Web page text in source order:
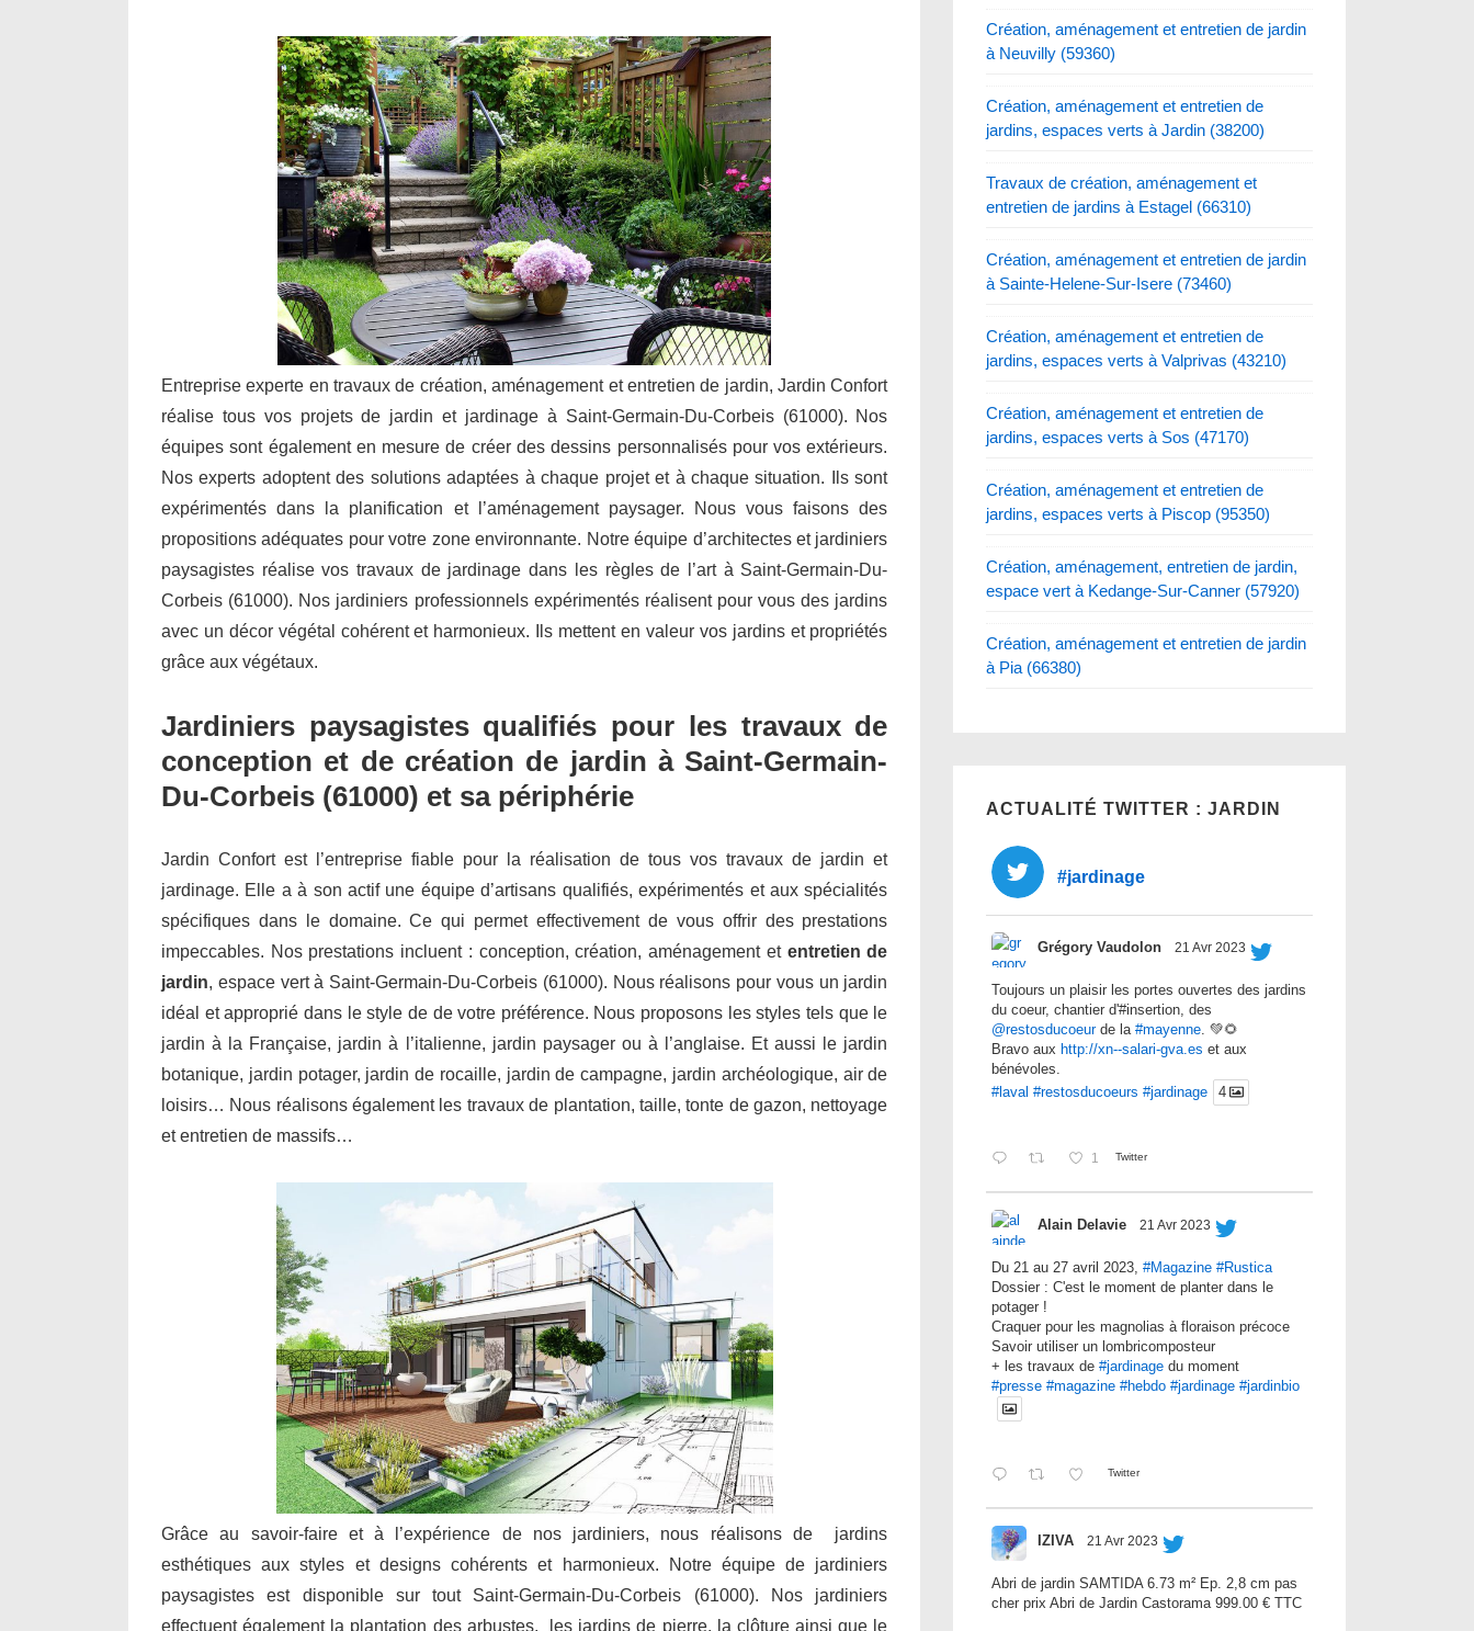
Entreprise experte en travaux de création, aménagement et entretien de jardin, Jardin Confort
réalise tous vos projets de jardin et jardinage à Saint-Germain-Du-Corbeis (61000). Nos
équipes sont également en mesure de créer des dessins personnalisés pour vos extérieurs.
Nos experts adoptent des solutions adaptées à chaque projet et à chaque situation. Ils sont
expérimentés dans la planification et l’aménagement paysager. Nous vous faisons des
propositions adéquates pour votre zone environnante. Notre équipe d’architectes et jardiniers
paysagistes réalise vos travaux de jardinage dans les règles de l’art à Saint-Germain-Du-
Corbeis (61000). Nos jardiniers professionnels expérimentés réalisent pour vous des jardins
avec un décor végétal cohérent et harmonieux. Ils mettent en valeur vos jardins et propriétés
grâce aux végétaux.
Jardiniers paysagistes qualifiés pour les travaux de
conception et de création de jardin à Saint-Germain-
Du-Corbeis (61000) et sa périphérie
Jardin Confort est l’entreprise fiable pour la réalisation de tous vos travaux de jardin et
jardinage. Elle a à son actif une équipe d’artisans qualifiés, expérimentés et aux spécialités
spécifiques dans le domaine. Ce qui permet effectivement de vous offrir des prestations
impeccables. Nos prestations incluent : conception, création, aménagement et entretien de
jardin, espace vert à Saint-Germain-Du-Corbeis (61000). Nous réalisons pour vous un jardin
idéal et approprié dans le style de de votre préférence. Nous proposons les styles tels que le
jardin à la Française, jardin à l’italienne, jardin paysager ou à l’anglaise. Et aussi le jardin
botanique, jardin potager, jardin de rocaille, jardin de campagne, jardin archéologique, air de
loisirs… Nous réalisons également les travaux de plantation, taille, tonte de gazon, nettoyage
et entretien de massifs…
Grâce au savoir-faire et à l’expérience de nos jardiniers, nous réalisons de jardins
esthétiques aux styles et designs cohérents et harmonieux. Notre équipe de jardiniers
paysagistes est disponible sur tout Saint-Germain-Du-Corbeis (61000). Nos jardiniers
effectuent également la plantation des arbustes, les jardins de pierre, la clôture ainsi que le
Création, aménagement et entretien de jardin
à Neuvilly (59360)
Création, aménagement et entretien de
jardins, espaces verts à Jardin (38200)
Travaux de création, aménagement et
entretien de jardins à Estagel (66310)
Création, aménagement et entretien de jardin
à Sainte-Helene-Sur-Isere (73460)
Création, aménagement et entretien de
jardins, espaces verts à Valprivas (43210)
Création, aménagement et entretien de
jardins, espaces verts à Sos (47170)
Création, aménagement et entretien de
jardins, espaces verts à Piscop (95350)
Création, aménagement, entretien de jardin,
espace vert à Kedange-Sur-Canner (57920)
Création, aménagement et entretien de jardin
à Pia (66380)
ACTUALITÉ TWITTER : JARDIN
#jardinage
Grégory Vaudolon 21 Avr 2023
Toujours un plaisir les portes ouvertes des jardins
du coeur, chantier d'#insertion, des
@restosducoeurde la#mayenne. 💚🌻
Bravo aux http://xn--salari-gva.es et aux
bénévoles.
#laval #restosducoeurs #jardinage 4
1 Twitter
Alain Delavie 21 Avr 2023
Du 21 au 27 avril 2023,#Magazine #Rustica
Dossier : C'est le moment de planter dans le
potager !
Craquer pour les magnolias à floraison précoce
Savoir utiliser un lombricomposteur
+ les travaux de#jardinage du moment
#presse #magazine #hebdo #jardinage #jardinbio
Twitter
IZIVA 21 Avr 2023
Abri de jardin SAMTIDA 6.73 m² Ep. 2,8 cm pas
cher prix Abri de Jardin Castorama 999.00 € TTC